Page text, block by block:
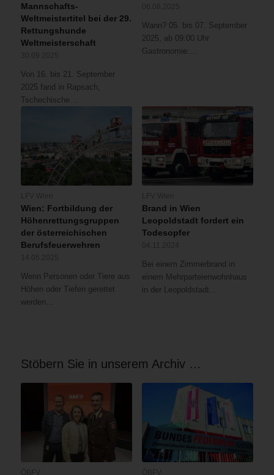
Mannschafts-
Weltmeistertitel bei der 29.
Rettungshunde
Weltmeisterschaft
Von 16. bis 21. September
2025 fand in Rapsach,
Tschechische…
Wann? 05. bis 07. September
2025, ab 09:00 Uhr
Gastronomie:…
Wien: Fortbildung der
Höhenrettungsgruppen
der österreichischen
Berufsfeuerwehren
Wenn Personen oder Tiere aus
Höhen oder Tiefen gerettet
werden…
Brand in Wien
Leopoldstadt fordert ein
Todesopfer
Bei einem Zimmerbrand in
einem Mehrparteienwohnhaus
in der Leopoldstadt…
Stöbern Sie in unserem Archiv …